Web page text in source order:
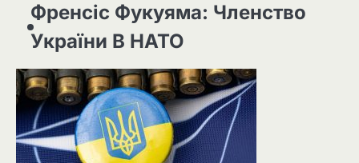
Френсіс Фукуяма: Членство
України В НАТО